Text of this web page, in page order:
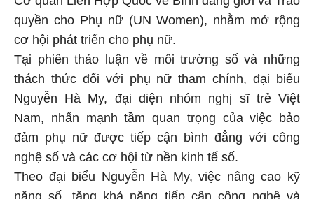
Cơ quan Liên Hợp Quốc về Bình đẳng giới và Trao
quyền cho Phụ nữ (UN Women), nhằm mở rộng
cơ hội phát triển cho phụ nữ.
Tại phiên thảo luận về môi trường số và những
thách thức đối với phụ nữ tham chính, đại biểu
Nguyễn Hà My, đại diện nhóm nghị sĩ trẻ Việt
Nam, nhấn mạnh tầm quan trọng của việc bảo
đảm phụ nữ được tiếp cận bình đẳng với công
nghệ số và các cơ hội từ nền kinh tế số.
Theo đại biểu Nguyễn Hà My, việc nâng cao kỹ